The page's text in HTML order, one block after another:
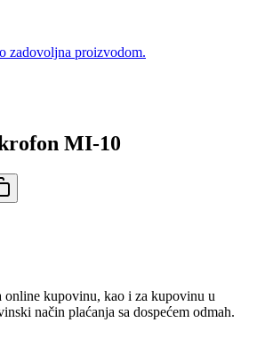
zadovoljna proizvodom.
MI-10
online kupovinu, kao i za kupovinu u
način plaćanja sa dospećem odmah.